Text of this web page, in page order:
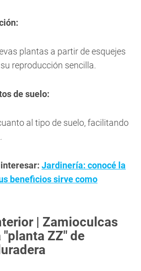
plantas a partir de esquejes
reproducción sencilla.
de suelo:
al tipo de suelo, facilitando
Jardinería: conocé la
beneficios sirve como
| Zamioculcas
ZZ" de